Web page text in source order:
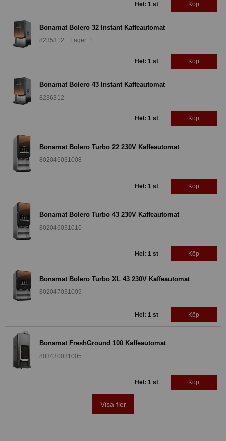
Hel: 1 st Köp
Bonamat Bolero 32 Instant Kaffeautomat
8235312 Lager: 1
Hel: 1 st Köp
Bonamat Bolero 43 Instant Kaffeautomat
8236312
Hel: 1 st Köp
Bonamat Bolero Turbo 22 230V Kaffeautomat
802046031008
Hel: 1 st Köp
Bonamat Bolero Turbo 43 230V Kaffeautomat
802046031010
Hel: 1 st Köp
Bonamat Bolero Turbo XL 43 230V Kaffeautomat
802047031009
Hel: 1 st Köp
Bonamat FreshGround 100 Kaffeautomat
803430031005
Hel: 1 st Köp
Visa fler